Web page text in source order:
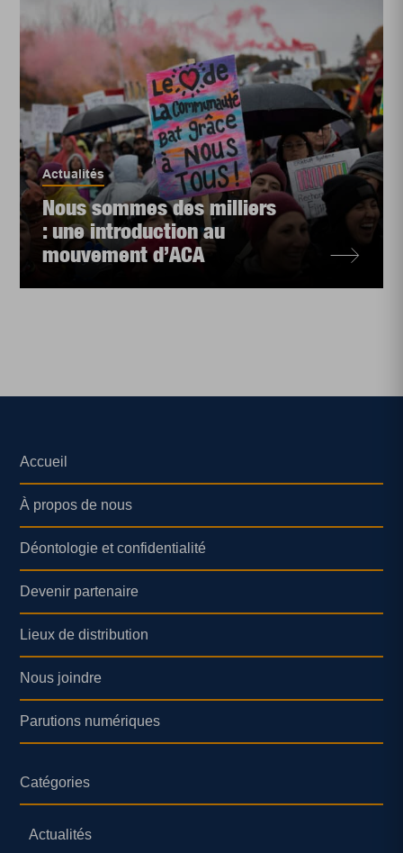
Actualités
Nous sommes des milliers
: une introduction au
mouvement d’ACA
Accueil
À propos de nous
Déontologie et confidentialité
Devenir partenaire
Lieux de distribution
Nous joindre
Parutions numériques
Catégories
Actualités